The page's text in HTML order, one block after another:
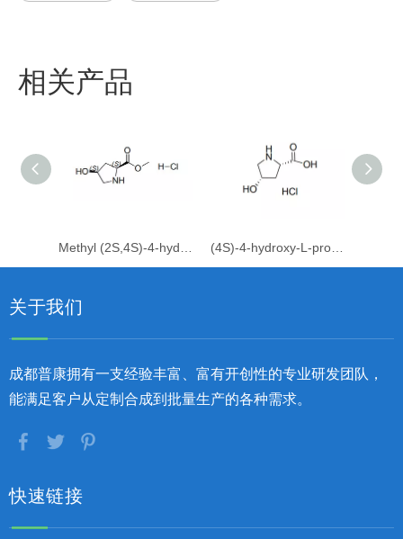
相关产品
关于我们
成都普康拥有一支经验丰富、富有开创性的专业研发团队，
能满足客户从定制合成到批量生产的各种需求。
快速链接